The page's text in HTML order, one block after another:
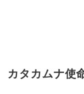
カタカムナ使